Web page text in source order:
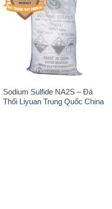
Sodium Sulfide NA2S – Đá
Thối Liyuan Trung Quốc China